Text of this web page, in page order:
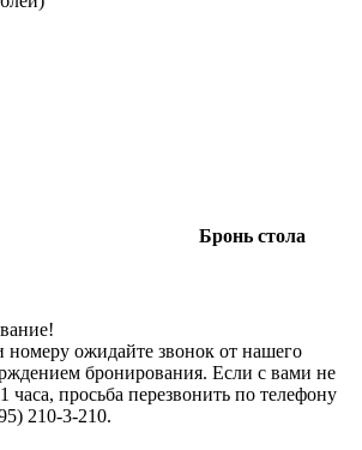
Бронь стола
ожидайте звонок от нашего
бронирования. Если с вами не
часа, просьба перезвонить по телефону
210-3-210.